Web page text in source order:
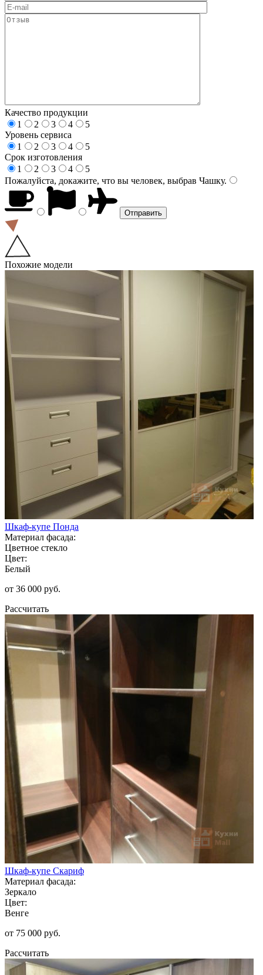
Качество продукции
1
2 3 4
5
Уровень сервиса
1
2 3 4
5
Срок изготовления
1
2 3 4
5
Пожалуйста, докажите, что вы человек, выбрав Чашку.
Похожие модели
Шкаф-купе Понда
Материал фасада:
Цветное стекло
Цвет:
Белый
от 36 000 руб.
Рассчитать
Шкаф-купе Скариф
Материал фасада:
Зеркало
Цвет:
Венге
от 75 000 руб.
Рассчитать